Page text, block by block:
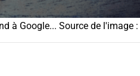
à Google... Source de l'image :